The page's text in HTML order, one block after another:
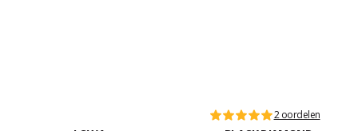
2 oordelen